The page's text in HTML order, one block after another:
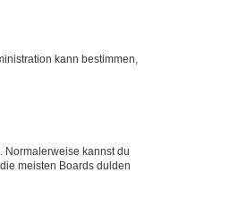
kann bestimmen,
Normalerweise kannst du
meisten Boards dulden